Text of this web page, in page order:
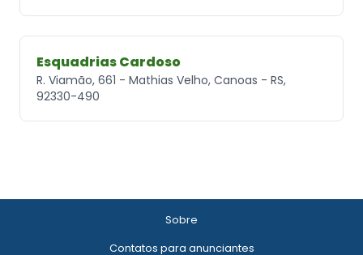
Esquadrias Cardoso
R. Viamão, 661 - Mathias Velho, Canoas - RS,
92330-490
Sobre
Contatos para anunciantes